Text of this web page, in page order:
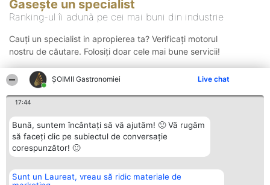
ȘOIMII Gastronomiei Live chat
17:44
Bună, suntem încântați să vă ajutăm! 🙂 Vă rugăm
să faceți clic pe subiectul de conversație
corespunzător! 🙂
Sunt un Laureat, vreau să ridic materiale de
Gasește un specialist
Ranking-ul îi adună pe cei mai buni din industrie
Cauți un specialist in apropierea ta? Verificați motorul
nostru de căutare. Folosiți doar cele mai bune servicii!
Organizator Ranking Plebiscyt Contact